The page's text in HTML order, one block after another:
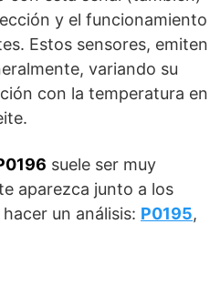
y el funcionamiento
Estos sensores, emiten
variando su
con la temperatura en
suele ser muy
aparezca junto a los
un análisis: P0195,